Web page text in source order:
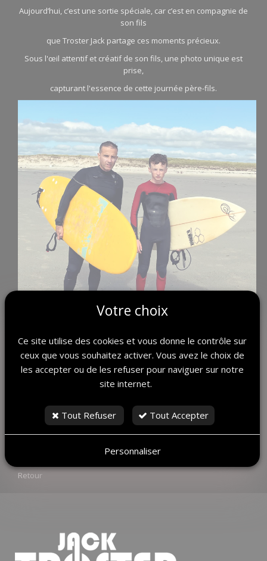
Aujourd’hui, c’est une sortie spéciale, car c’est en compagnie de
son fils
que Troster Jack partage ces moments précieux.
Sous l'œil attentif et créatif de son fils, une photo unique est
prise,
capturant l'essence de cette journée père-fils.
Pors Carn devient ainsi non seulement un lieu de connexion
avec la nature,
mais aussi un lieu de souvenirs partagés, immortalisés à
Jack Troster trouve ici une inspiration nouvelle,
riche en émotions et en souvenirs inoubliables. 🌊🤙
#surf #perefils #photopriseparmonfils #jacktroster
Retour
Votre choix
Ce site utilise des cookies et vous donne le contrôle sur
ceux que vous souhaitez activer. Vous avez le choix de
les accepter ou de les refuser pour naviguer sur notre
site internet.
Tout Refuser Tout Accepter
Personnaliser